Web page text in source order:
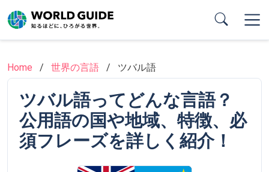
to
main
Home
世界の言語 ツバル語
ツバル語ってどんな言語？
公用語の国や地域、特徴、必
須フレーズを詳しく紹介！